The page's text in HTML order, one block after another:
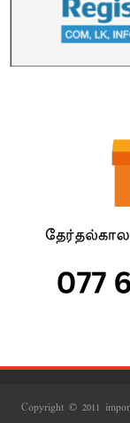
Copyright © 2011